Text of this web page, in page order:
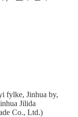
fylke, Jinhua by,
Jilida
Co., Ltd.)